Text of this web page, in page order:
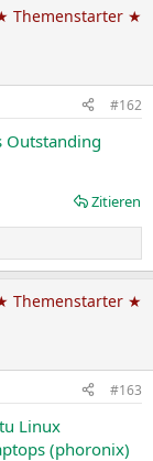
Themenstarter ★
#162
Outstanding
Zitieren
Themenstarter ★
#163
Linux
(phoronix)